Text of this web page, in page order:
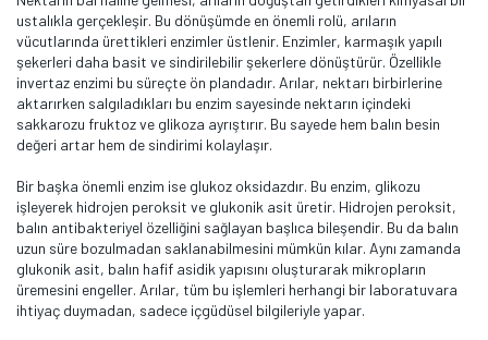
ustalıkla gerçekleşir. Bu dönüşümde en önemli rolü, arıların
vücutlarında ürettikleri enzimler üstlenir. Enzimler, karmaşık yapılı
şekerleri daha basit ve sindirilebilir şekerlere dönüştürür. Özellikle
invertaz enzimi bu süreçte ön plandadır. Arılar, nektarı birbirlerine
aktarırken salgıladıkları bu enzim sayesinde nektarın içindeki
sakkarozu fruktoz ve glikoza ayrıştırır. Bu sayede hem balın besin
değeri artar hem de sindirimi kolaylaşır.
Bir başka önemli enzim ise glukoz oksidazdır. Bu enzim, glikozu
işleyerek hidrojen peroksit ve glukonik asit üretir. Hidrojen peroksit,
balın antibakteriyel özelliğini sağlayan başlıca bileşendir. Bu da balın
uzun süre bozulmadan saklanabilmesini mümkün kılar. Aynı zamanda
glukonik asit, balın hafif asidik yapısını oluşturarak mikropların
üremesini engeller. Arılar, tüm bu işlemleri herhangi bir laboratuvara
ihtiyaç duymadan, sadece içgüdüsel bilgileriyle yapar.